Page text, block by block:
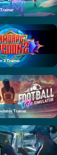
2 Trainer
Trainer